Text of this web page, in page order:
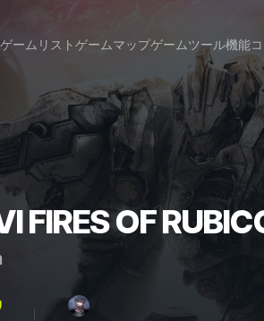
ゲームリストゲームマップゲームツール機能
FIRES OF